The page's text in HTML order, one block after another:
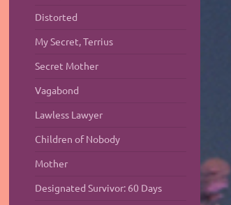
Distorted
My Secret, Terrius
Secret Mother
Vagabond
Lawless Lawyer
Children of Nobody
Mother
Designated Survivor: 60 Days